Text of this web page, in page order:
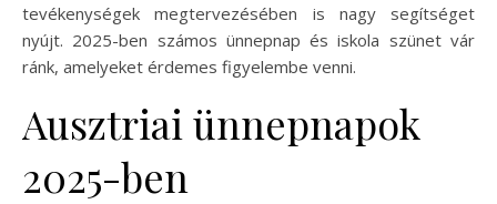
tevékenységek megtervezésében is nagy segítséget
nyújt. 2025-ben számos ünnepnap és iskola szünet vár
ránk, amelyeket érdemes figyelembe venni.
Ausztriai ünnepnapok
2025-ben